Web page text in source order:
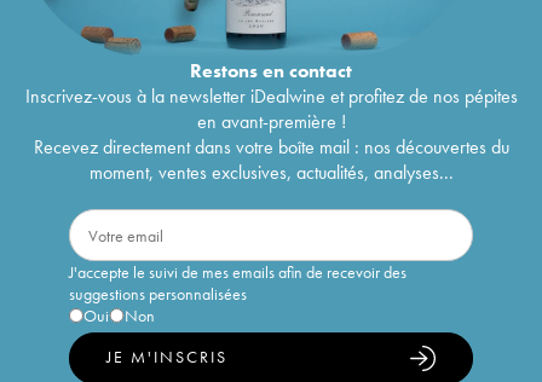
Restons encontact
Inscrivez-vous à la newsletter iDealwine et profitez de nos pépites
en avant-première !
Recevez directement dans votre boîte mail : nos découvertes du
moment, ventes exclusives, actualités, analyses...
J'accepte le suivi de mes emails afin de recevoir des
suggestions personnalisées
Oui
Non
JE M'INSCRIS